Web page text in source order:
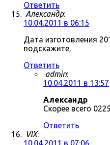
Ответить
Александр:
10.04.2011 в 06:15
Дата изготовления
подскажите,
Ответить
admin:
10.04.2011 в 13:57
Александр
Скорее всего 0225
Ответить
VIX:
10.04.2011 в 07:06